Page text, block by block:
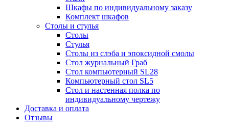
Шкафы по индивидуальному заказу
Комплект шкафов
Столы и стулья
Столы
Стулья
Столы из слэба и эпоксидной смолы
Стол журнальный Граб
Стол компьютерный SL28
Компьютерный стол SL5
Стол и настенная полка по
индивидуальному чертежу
Доставка и оплата
Отзывы